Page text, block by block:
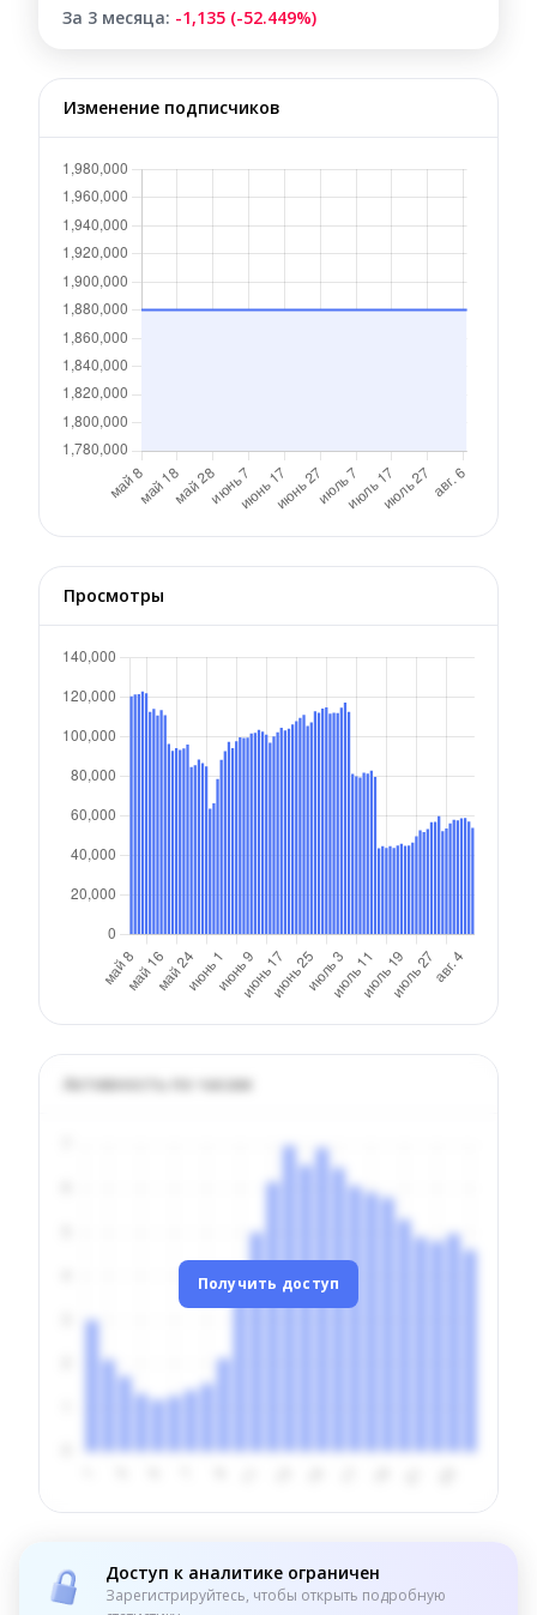
За 3 месяца: -1,135 (-52.449%)
Изменение подписчиков
Просмотры
Активность по часам
Получить доступ
Доступ к аналитике ограничен
Зарегистрируйтесь, чтобы открыть подробную